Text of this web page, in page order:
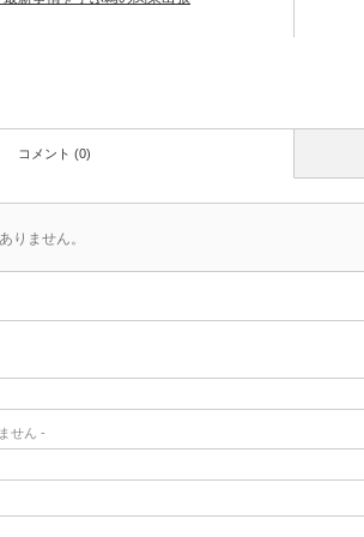
コメント (0)
りません。
せん -